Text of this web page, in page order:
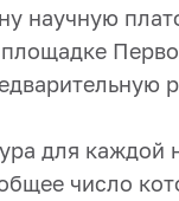
научную
площадке
для
число